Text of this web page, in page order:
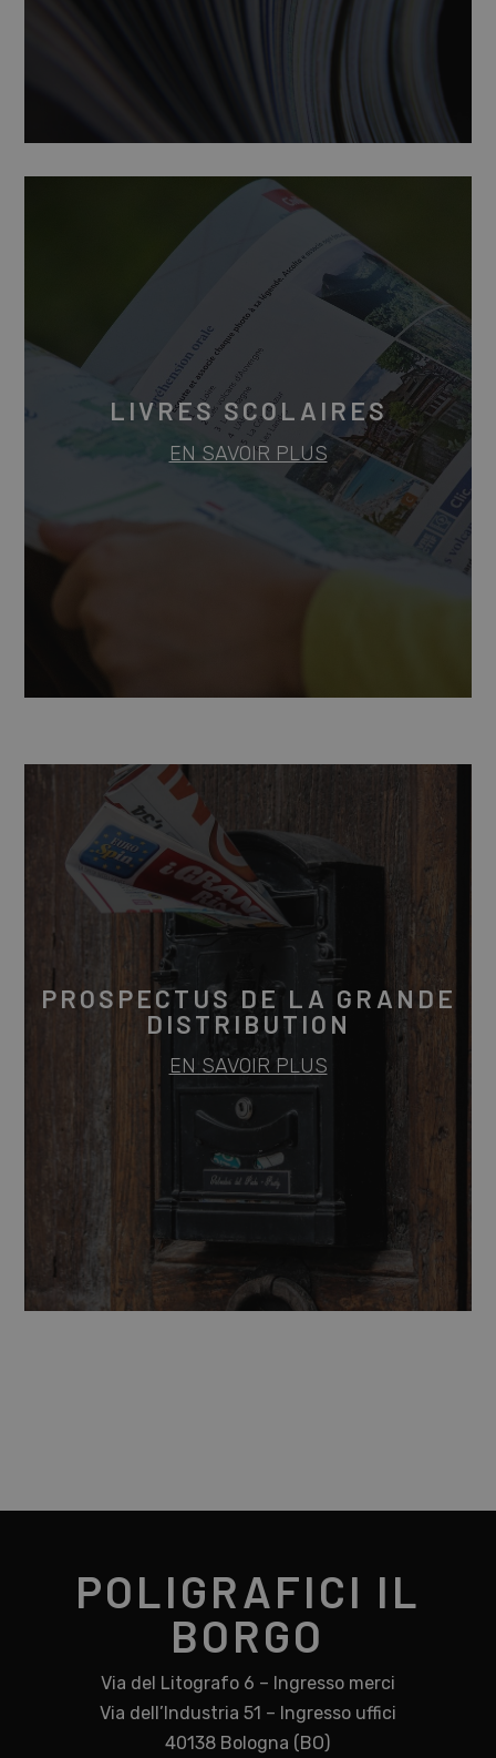
LIVRES SCOLAIRES
EN SAVOIR PLUS
PROSPECTUS DE LA GRANDE
DISTRIBUTION
EN SAVOIR PLUS
POLIGRAFICI IL
BORGO
Via del Litografo 6 – Ingresso merci
Via dell’Industria 51 – Ingresso uffici
40138 Bologna (BO)